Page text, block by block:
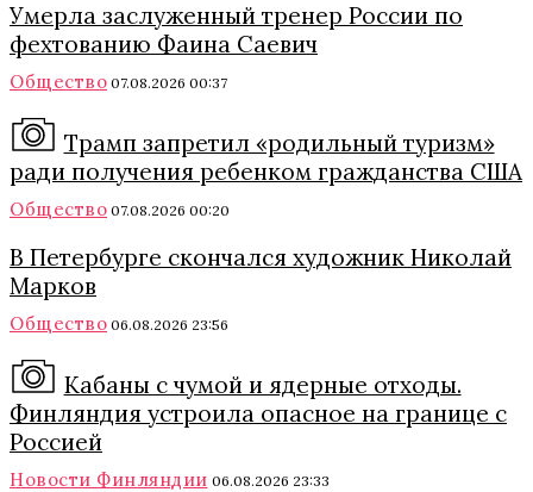
Умерла заслуженный тренер России по
фехтованию Фаина Саевич
Общество 07.08.2026 00:37
Трамп запретил «родильный туризм»
ради получения ребенком гражданства США
Общество 07.08.2026 00:20
В Петербурге скончался художник Николай
Марков
Общество 06.08.2026 23:56
Кабаны с чумой и ядерные отходы.
Финляндия устроила опасное на границе с
Россией
Новости Финляндии 06.08.2026 23:33